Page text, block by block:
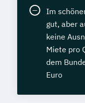
Im
gut, aber
keine
Miete pro
dem
Euro